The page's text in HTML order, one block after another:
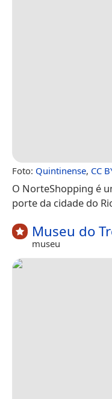
Foto: Quintinense, CC
O NorteShopping é
porte da cidade do
Museu do
museu